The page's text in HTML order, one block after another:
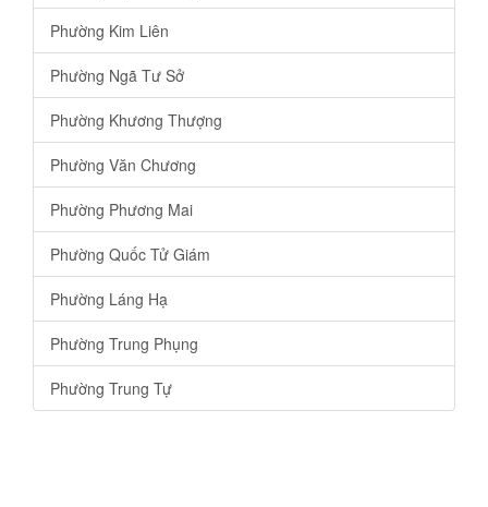
Phường Kim Liên
Phường Ngã Tư Sở
Phường Khương Thượng
Phường Văn Chương
Phường Phương Mai
Phường Quốc Tử Giám
Phường Láng Hạ
Phường Trung Phụng
Phường Trung Tự